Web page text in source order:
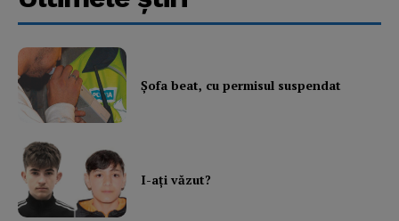
Şofa beat, cu permisul suspendat
I-aţi văzut?